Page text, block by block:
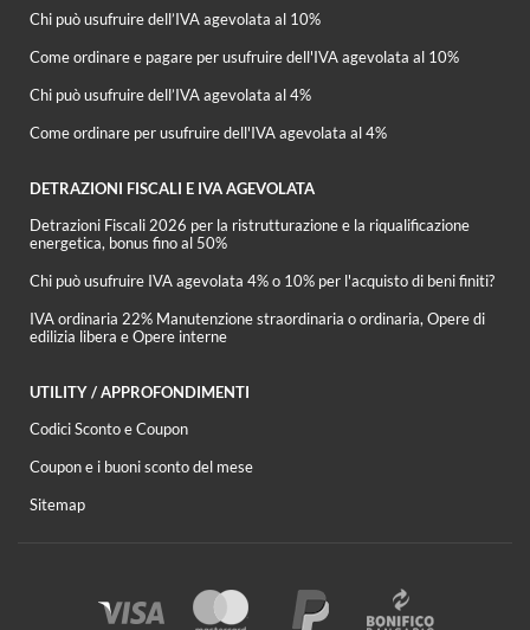
Chi può usufruire dell’IVA agevolata al 10%
Come ordinare e pagare per usufruire dell'IVA agevolata al 10%
Chi può usufruire dell’IVA agevolata al 4%
Come ordinare per usufruire dell'IVA agevolata al 4%
DETRAZIONI FISCALI E IVA AGEVOLATA
Detrazioni Fiscali 2026 per la ristrutturazione e la riqualificazione
energetica, bonus fino al 50%
Chi può usufruire IVA agevolata 4% o 10% per l'acquisto di beni finiti?
IVA ordinaria 22% Manutenzione straordinaria o ordinaria, Opere di
edilizia libera e Opere interne
UTILITY / APPROFONDIMENTI
Codici Sconto e Coupon
Coupon e i buoni sconto del mese
Sitemap